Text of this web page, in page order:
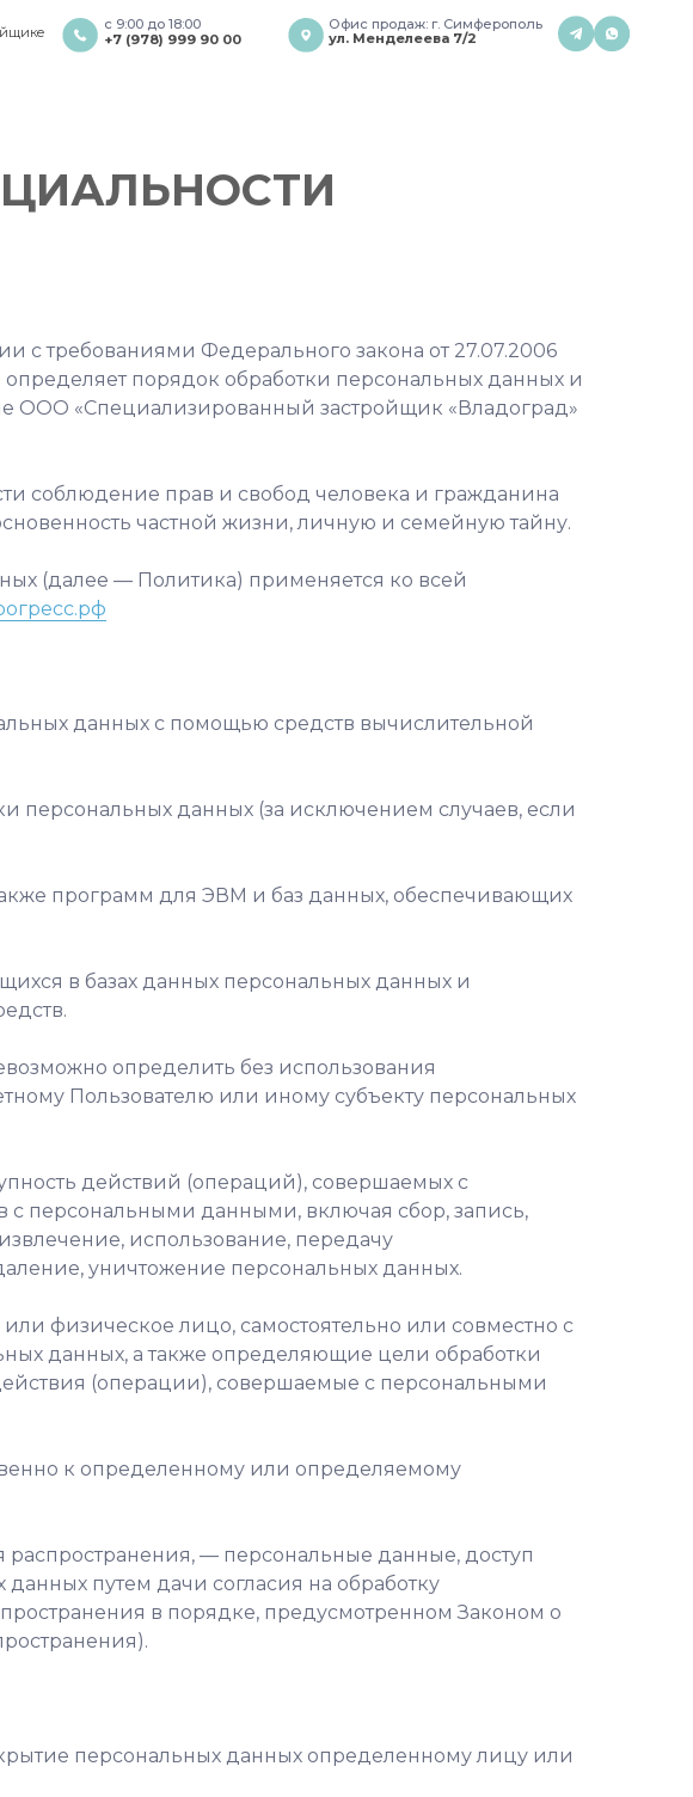
Офис продаж: г. Симферополь
ул. Менделеева 7/2
с 9:00 до 18:00
(978) 999 90 00
с требованиями Федерального закона от 27.07.2006
порядок обработки персональных данных и
ООО «Специализированный застройщик «Владоград»
соблюдение прав и свобод человека и гражданина
частной жизни, личную и семейную тайну.
(далее — Политика) применяется ко всей
данных с помощью средств вычислительной
данных (за исключением случаев, если
программ для ЭВМ и баз данных, обеспечивающих
в базах данных персональных данных и
определить без использования
Пользователю или иному субъекту персональных
действий (операций), совершаемых с
с персональными данными, включая сбор, запись,
использование, передачу
уничтожение персональных данных.
физическое лицо, самостоятельно или совместно с
данных, а также определяющие цели обработки
(операции), совершаемые с персональными
к определенному или определяемому
— персональные данные, доступ
путем дачи согласия на обработку
в порядке, предусмотренном Законом о
персональных данных определенному лицу или